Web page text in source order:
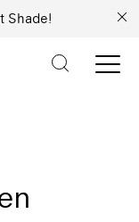
Shade!